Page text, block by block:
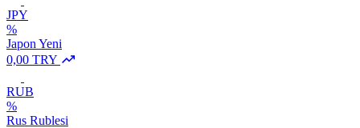
JPY
%
Japon Yeni
0,00 TRY
RUB
%
Rus Rublesi